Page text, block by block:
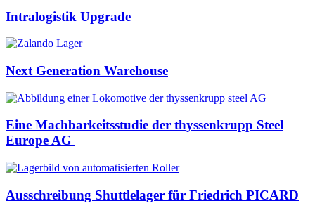
Intralogistik Upgrade
Next Generation Warehouse
Eine Machbarkeitsstudie der thyssenkrupp Steel
Europe AG
Ausschreibung Shuttlelager für Friedrich PICARD